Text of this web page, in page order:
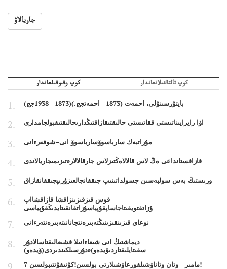
جاريالاۋ
كوپ وقىوقىلعاندار كوپ تالتالقىلانعاندار
بايتۇرسىنۇلى، احمەت (1873—احمەتجج.)(1873—1938جج)
اۋا رايرايىناتىستى ققاتىستى حالىقتىقازاقتىڭدارىحالىقتىقبولجامدارى
مۇراتبەك سارباسوۆسارباسوۆ انى–شوفەرءانى
قازاقستانداعى ەڭ لاس قالالاەڭتىزلاس جارقالالارءتىزىمىجاريالاندى
ورىستىڭ بەس سولبەسىن جسولداتىنىپ جىققانجالعىزۇرىپجىققانقازاق
قوس قىزقىزىنزاقشا قازاقشااپ
ۇزاتقتويقىتاجاساپقۇپياسۇزاتقانقىتايدىڭقۇپياسى
نوعاي قىزىنقىزىنىڭتەبىرەنتجانانىتەبىرەنتەرءانى
ديماشتىڭ انى شىعاءانىلا قشىعالىقتاسالادۇر
سقىتايلىقتاردىۆيدەو)ءدۇرسىلكىندىردى(ۆيدەو)
7 مامىر - وتان وتاناۋشىلقورعاۋشىلارتى بولسىن!كۇنىقۇتتىبولسىن!